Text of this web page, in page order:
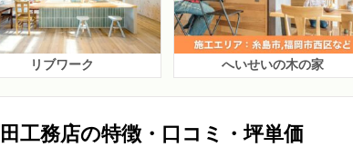
リブワーク へいせいの木の家
工務店の特徴・口コミ・坪単価